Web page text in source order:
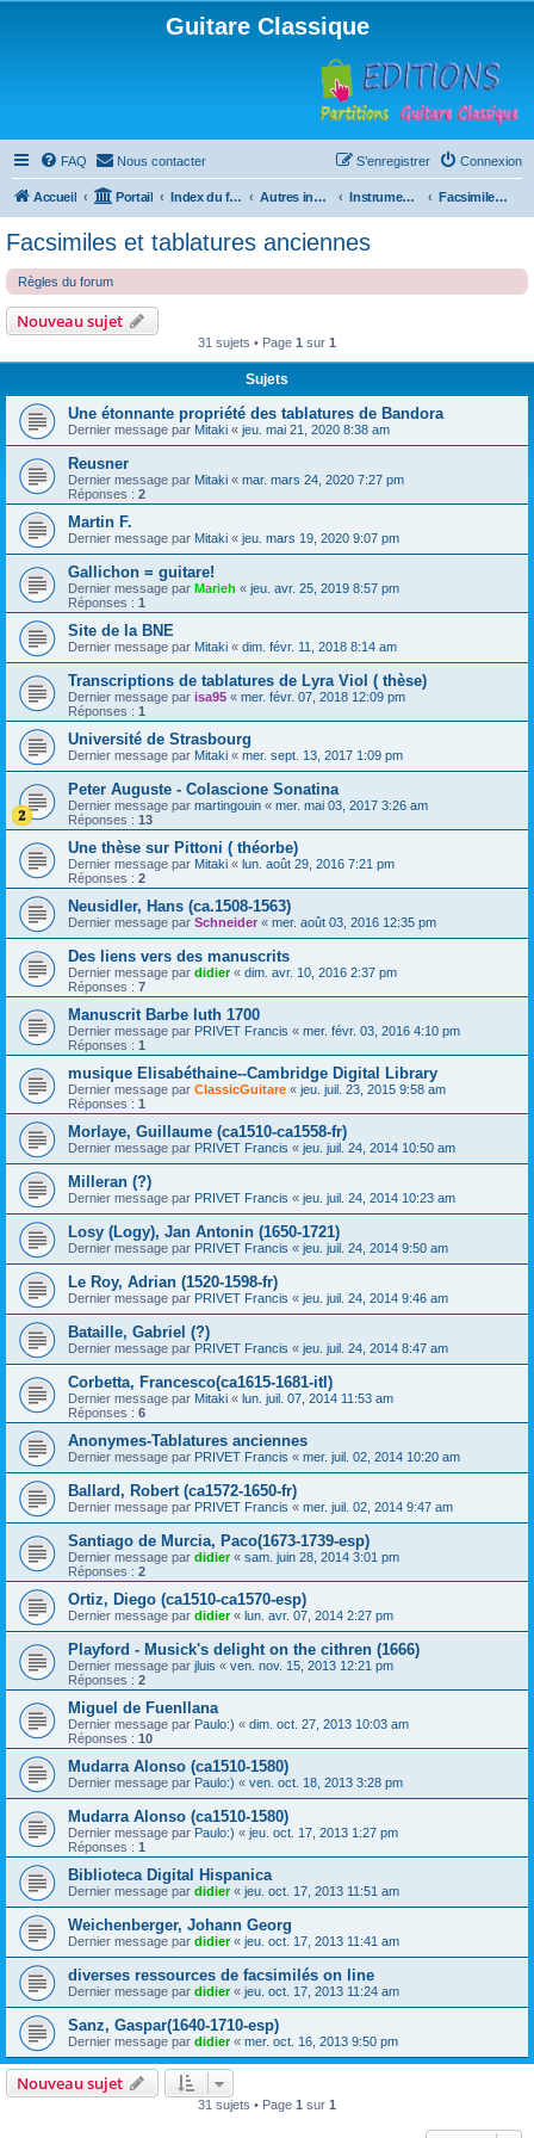
Guitare Classique
FAQ Nous contacter Connexion
S’enregistrer
Accueil Portail Index du forum Autres instruments à cordes pincées, ou styles Instruments anciens Facsimiles et tablatures anciennes
Facsimiles et tablatures anciennes
Règles du forum
Nouveau sujet
31 sujets • Page 1 sur 1
Sujets
Une étonnante propriété des tablatures de Bandora
Dernier message par Mitaki « jeu. mai 21, 2020 8:38 am
Reusner
Dernier message par Mitaki « mar. mars 24, 2020 7:27 pm
Réponses : 2
Martin F.
Dernier message par Mitaki « jeu. mars 19, 2020 9:07 pm
Gallichon = guitare!
Dernier message par Marieh « jeu. avr. 25, 2019 8:57 pm
Réponses : 1
Site de la BNE
Dernier message par Mitaki « dim. févr. 11, 2018 8:14 am
Transcriptions de tablatures de Lyra Viol ( thèse)
Dernier message par isa95 « mer. févr. 07, 2018 12:09 pm
Réponses : 1
Université de Strasbourg
Dernier message par Mitaki « mer. sept. 13, 2017 1:09 pm
Peter Auguste - Colascione Sonatina
Dernier message par martingouin « mer. mai 03, 2017 3:26 am
Réponses : 13
Une thèse sur Pittoni ( théorbe)
Dernier message par Mitaki « lun. août 29, 2016 7:21 pm
Réponses : 2
Neusidler, Hans (ca.1508-1563)
Dernier message par Schneider « mer. août 03, 2016 12:35 pm
Des liens vers des manuscrits
Dernier message par didier« dim. avr. 10, 2016 2:37 pm
Réponses : 7
Manuscrit Barbe luth 1700
Dernier message par PRIVET Francis « mer. févr. 03, 2016 4:10 pm
Réponses : 1
musique Elisabéthaine--Cambridge Digital Library
Dernier message par ClassicGuitare « jeu. juil. 23, 2015 9:58 am
Réponses : 1
Morlaye, Guillaume (ca1510-ca1558-fr)
Dernier message par PRIVET Francis « jeu. juil. 24, 2014 10:50 am
Milleran (?)
Dernier message par PRIVET Francis « jeu. juil. 24, 2014 10:23 am
Losy (Logy), Jan Antonin (1650-1721)
Dernier message par PRIVET Francis « jeu. juil. 24, 2014 9:50 am
Le Roy, Adrian (1520-1598-fr)
Dernier message par PRIVET Francis « jeu. juil. 24, 2014 9:46 am
Bataille, Gabriel (?)
Dernier message par PRIVET Francis « jeu. juil. 24, 2014 8:47 am
Corbetta, Francesco(ca1615-1681-itl)
Dernier message par Mitaki « lun. juil. 07, 2014 11:53 am
Réponses : 6
Anonymes-Tablatures anciennes
Dernier message par PRIVET Francis « mer. juil. 02, 2014 10:20 am
Ballard, Robert (ca1572-1650-fr)
Dernier message par PRIVET Francis « mer. juil. 02, 2014 9:47 am
Santiago de Murcia, Paco(1673-1739-esp)
Dernier message par didier« sam. juin 28, 2014 3:01 pm
Réponses : 2
Ortiz, Diego (ca1510-ca1570-esp)
Dernier message par didier« lun. avr. 07, 2014 2:27 pm
Playford - Musick's delight on the cithren (1666)
Dernier message par jluis « ven. nov. 15, 2013 12:21 pm
Réponses : 2
Miguel de Fuenllana
Dernier message par Paulo:) « dim. oct. 27, 2013 10:03 am
Réponses : 10
Mudarra Alonso (ca1510-1580)
Dernier message par Paulo:) « ven. oct. 18, 2013 3:28 pm
Mudarra Alonso (ca1510-1580)
Dernier message par Paulo:) « jeu. oct. 17, 2013 1:27 pm
Réponses : 1
Biblioteca Digital Hispanica
Dernier message par didier« jeu. oct. 17, 2013 11:51 am
Weichenberger, Johann Georg
Dernier message par didier« jeu. oct. 17, 2013 11:41 am
diverses ressources de facsimilés on line
Dernier message par didier« jeu. oct. 17, 2013 11:24 am
Sanz, Gaspar(1640-1710-esp)
Dernier message par didier« mer. oct. 16, 2013 9:50 pm
Nouveau sujet
31 sujets • Page 1 sur 1